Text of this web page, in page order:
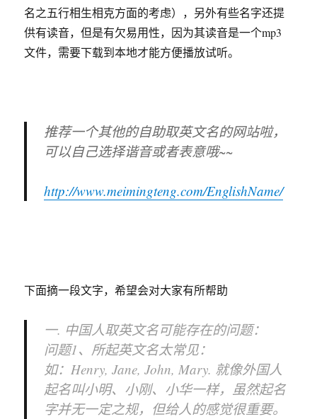
名之五行相生相克方面的考虑），另外有些名字还提
供有读音，但是有欠易用性，因为其读音是一个mp3
文件，需要下载到本地才能方便播放试听。
推荐一个其他的自助取英文名的网站啦，
可以自己选择谐音或者表意哦~~
http://www.meimingteng.com/EnglishName/
下面摘一段文字，希望会对大家有所帮助
一. 中国人取英文名可能存在的问题：
问题1、所起英文名太常见：
如：Henry, Jane, John, Mary. 就像外国人
起名叫小明、小刚、小华一样，虽然起名
字并无一定之规，但给人的感觉很重要。